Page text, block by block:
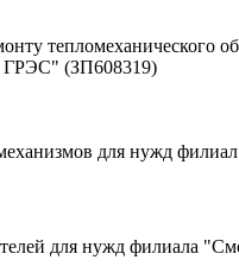
тепломеханического
ГРЭС" (ЗП608319)
для нужд
для нужд